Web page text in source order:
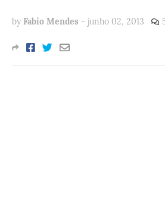
by Fabio Mendes - junho 02, 2013